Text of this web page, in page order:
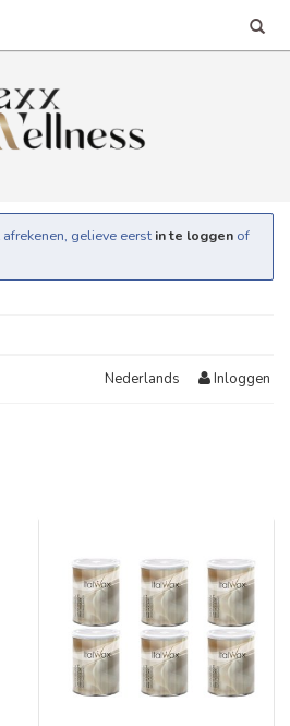
gelieve eerst in te loggen of
Nederlands Inloggen